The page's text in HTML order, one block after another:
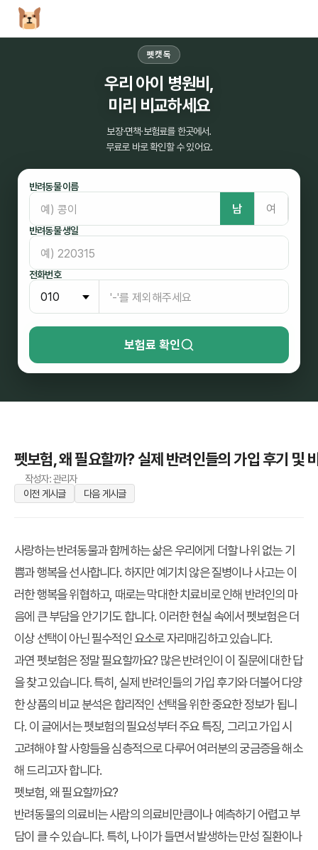
펫캣독
우리 아이 병원비,
미리 비교하세요
보장·면책·보험료를 한곳에서.
무료로 바로 확인할 수 있어요.
반려동물 이름
남 여
반려동물 생일
전화번호
보험료 확인
펫보험, 왜 필요할까? 실제 반려인들의 가입 후기 및
작성자: 관리자
이전 게시글
다음 게시글
사랑하는 반려동물과 함께하는 삶은 우리에게 더할 나위 없는 기
쁨과 행복을 선사합니다. 하지만 예기치 않은 질병이나 사고는 이
러한 행복을 위협하고, 때로는 막대한 치료비로 인해 반려인의 마
음에 큰 부담을 안기기도 합니다. 이러한 현실 속에서펫보험은 더
이상 선택이 아닌 필수적인 요소로 자리매김하고 있습니다.
과연 펫보험은 정말 필요할까요? 많은 반려인이 이 질문에 대한 답
을 찾고 있습니다. 특히, 실제 반려인들의 가입 후기 와 더불어 다양
한 상품의 비교 분석은 합리적인 선택을 위한 중요한 정보가 됩니
다. 이 글에서는 펫보험의 필요성부터 주요 특징, 그리고 가입 시
고려해야 할 사항들을 심층적으로 다루어 여러분의 궁금증을 해소
해 드리고자 합니다.
펫보험, 왜 필요할까요?
반려동물의 의료비는 사람의 의료비만큼이나 예측하기 어렵고 부
담이 클 수 있습니다. 특히, 나이가 들면서 발생하는 만성 질환이나